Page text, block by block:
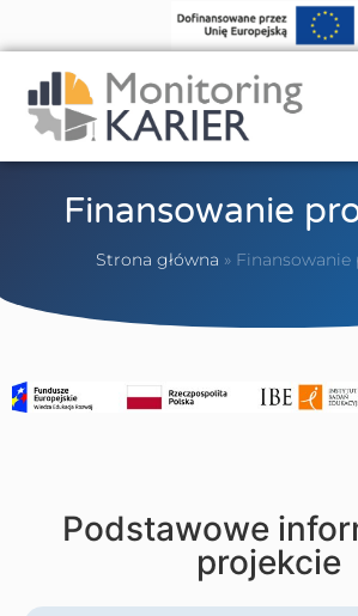
Finansowanie
Strona główna »
Podstawowe
projekcie